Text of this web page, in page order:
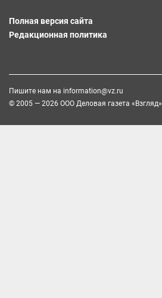
Полная версия сайта
Редакционная политика
Пишите нам на information@vz.ru
© 2005 — 2026 ООО Деловая газета «Взгляд»